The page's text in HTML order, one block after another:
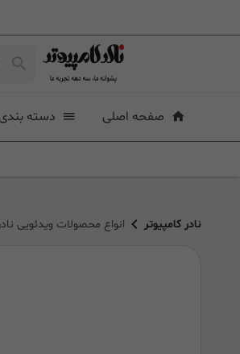
صفحه اصلی دسته بندی
نادر کامپیوتر انواع محصولات ویدئویی